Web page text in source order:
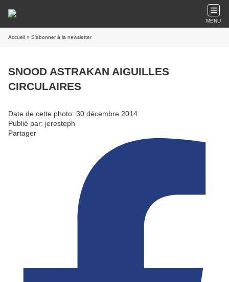
MENU
Accueil » S'abonner à la newsletter
SNOOD ASTRAKAN AIGUILLES
CIRCULAIRES
Date de cette photo: 30 décembre 2014
Publié par: jeresteph
Partager